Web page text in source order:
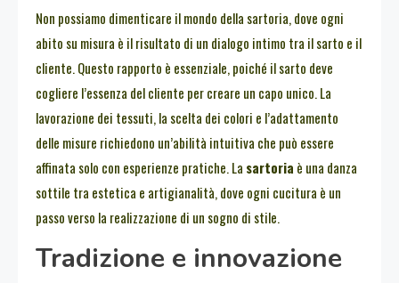
Non possiamo dimenticare il mondo della sartoria, dove ogni
abito su misura è il risultato di un dialogo intimo tra il sarto e il
cliente. Questo rapporto è essenziale, poiché il sarto deve
cogliere l’essenza del cliente per creare un capo unico. La
lavorazione dei tessuti, la scelta dei colori e l’adattamento
delle misure richiedono un’abilità intuitiva che può essere
affinata solo con esperienze pratiche. La sartoria è una danza
sottile tra estetica e artigianalità, dove ogni cucitura è un
passo verso la realizzazione di un sogno di stile.
Tradizione e innovazione